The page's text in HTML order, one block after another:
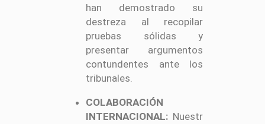
han demostrado su
destreza al recopilar
pruebas sólidas y
presentar argumentos
contundentes ante los
tribunales.
COLABORACIÓN
INTERNACIONAL:Nuestr